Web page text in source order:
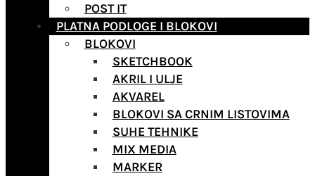
POST IT
PLATNA PODLOGE I BLOKOVI
BLOKOVI
SKETCHBOOK
AKRIL I ULJE
AKVAREL
BLOKOVI SA CRNIM LISTOVIMA
SUHE TEHNIKE
MIX MEDIA
MARKER